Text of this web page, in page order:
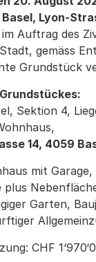
Lyon-
im Auftrag des
gemäss
Grundstück
Sektion 4,
14, 4059
mit Garage,
plus
Garten,
CHF